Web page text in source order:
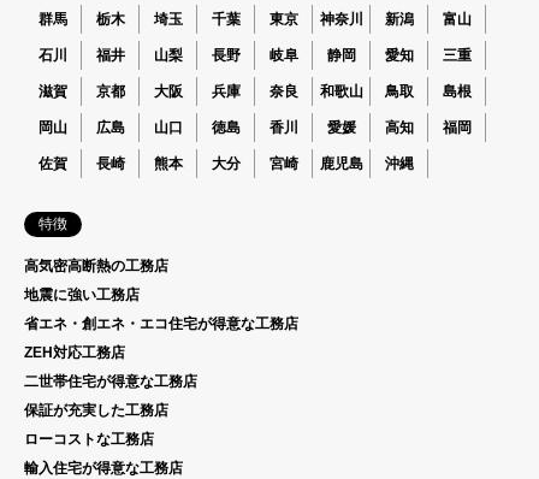
群馬 栃木 埼玉 千葉 東京 神奈川 新潟 富山
石川 福井 山梨 長野 岐阜 静岡 愛知 三重
滋賀 京都 大阪 兵庫 奈良 和歌山 鳥取 島根
岡山 広島 山口 徳島 香川 愛媛 高知 福岡
佐賀 長崎 熊本 大分 宮崎 鹿児島 沖縄
特徴
高気密高断熱の工務店
地震に強い工務店
省エネ・創エネ・エコ住宅が得意な工務店
ZEH対応工務店
二世帯住宅が得意な工務店
保証が充実した工務店
ローコストな工務店
輸入住宅が得意な工務店